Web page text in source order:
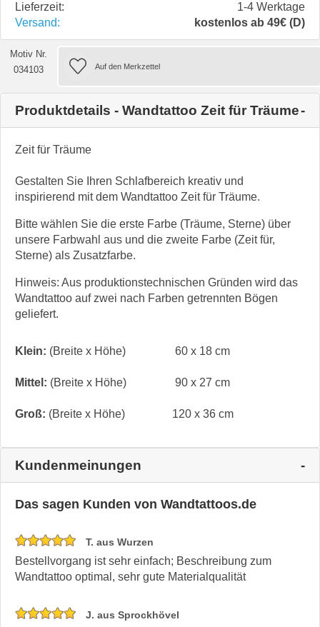
Lieferzeit:
1-4 Werktage
Versand:
kostenlos ab 49€ (D)
Motiv Nr.
034103
Produktdetails - Wandtattoo Zeit für Träume
Zeit für Träume
Gestalten Sie Ihren Schlafbereich kreativ und
inspirierend mit dem Wandtattoo Zeit für Träume.
Bitte wählen Sie die erste Farbe (Träume, Sterne) über
unsere Farbwahl aus und die zweite Farbe (Zeit für,
Sterne) als Zusatzfarbe.
Hinweis: Aus produktionstechnischen Gründen wird das
Wandtattoo auf zwei nach Farben getrennten Bögen
geliefert.
Klein: (Breite x Höhe) 60 x 18 cm
Mittel: (Breite x Höhe) 90 x 27 cm
Groß: (Breite x Höhe) 120 x 36 cm
Kundenmeinungen
Das sagen Kunden von Wandtattoos.de
T. aus Wurzen
Bestellvorgang ist sehr einfach; Beschreibung zum
Wandtattoo optimal, sehr gute Materialqualität
J. aus Sprockhövel